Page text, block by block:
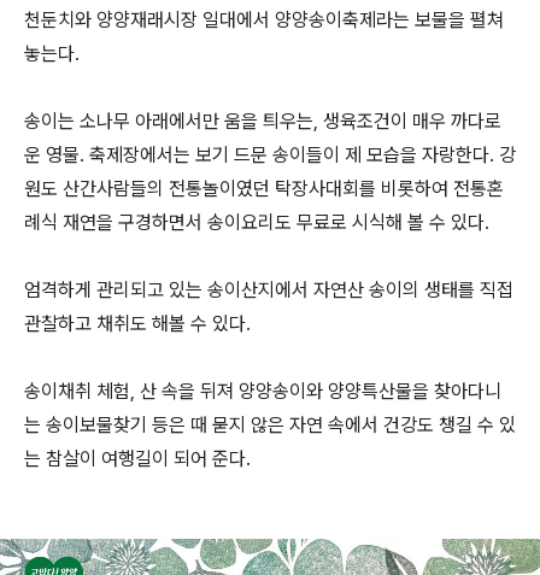
천둔치와 양양재래시장 일대에서 양양송이축제라는 보물을 펼쳐
놓는다.
송이는 소나무 아래에서만 움을 틔우는, 생육조건이 매우 까다로
운 영물. 축제장에서는 보기 드문 송이들이 제 모습을 자랑한다. 강
원도 산간사람들의 전통놀이였던 탁장사대회를 비롯하여 전통혼
례식 재연을 구경하면서 송이요리도 무료로 시식해 볼 수 있다.
엄격하게 관리되고 있는 송이산지에서 자연산 송이의 생태를 직접
관찰하고 채취도 해볼 수 있다.
송이채취 체험, 산 속을 뒤져 양양송이와 양양특산물을 찾아다니
는 송이보물찾기 등은 때 묻지 않은 자연 속에서 건강도 챙길 수 있
는 참살이 여행길이 되어 준다.